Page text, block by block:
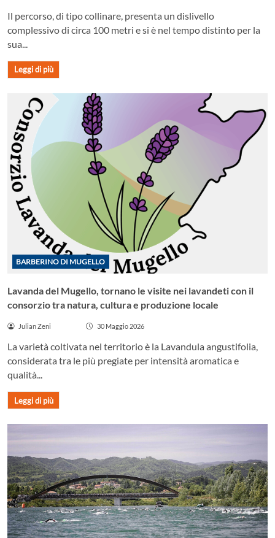
Il percorso, di tipo collinare, presenta un dislivello
complessivo di circa 100 metri e si è nel tempo distinto per la
sua...
Leggi di più
BARBERINO DI MUGELLO
Lavanda del Mugello, tornano le visite nei lavandeti con il
consorzio tra natura, cultura e produzione locale
Julian Zeni 30 Maggio 2026
La varietà coltivata nel territorio è la Lavandula angustifolia,
considerata tra le più pregiate per intensità aromatica e
qualità...
Leggi di più